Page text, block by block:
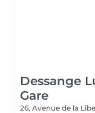
Dessange
Gare
26, Avenue de la